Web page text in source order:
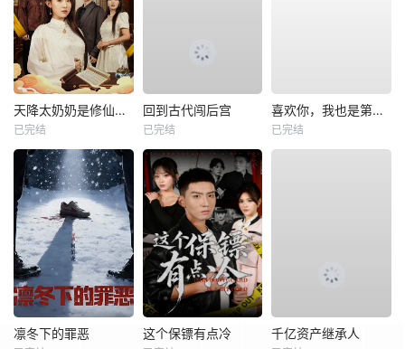
天降太奶奶是修仙老祖
已完结
回到古代闯后宫
已完结
喜欢你，我也是第一部
已完结
凛冬下的罪恶 这个保镖有点冷 千亿资产继承人